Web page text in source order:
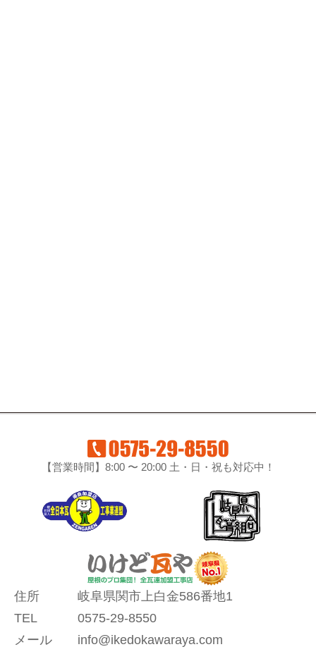
【営業時間】8:00 〜 20:00 土・日・祝も対応中！
住所
岐阜県関市上白金586番地1
TEL
0575-29-8550
メール
info@ikedokawaraya.com